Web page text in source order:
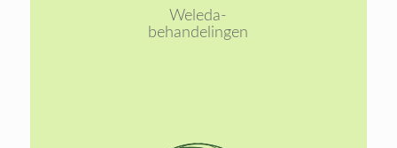
Weleda-
behandelingen